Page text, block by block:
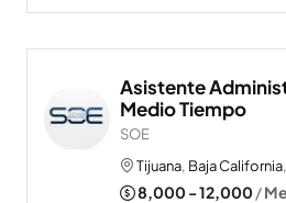
Asistente
Medio Tiempo
SOE
Tijuana, Baja California
8,000 - 12,000/